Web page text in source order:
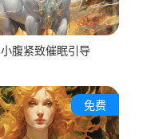
小腹紧致催眠引导
免费